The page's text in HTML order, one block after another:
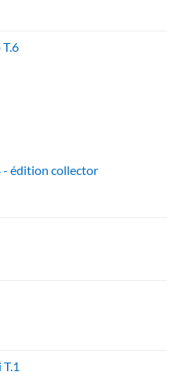
- édition collector